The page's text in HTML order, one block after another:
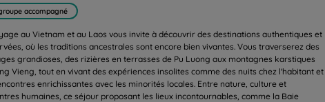
accompagné
au Vietnam et au Laos vous invite à découvrir des destinations authentiques et
où les traditions ancestrales sont encore bien vivantes. Vous traverserez des
grandioses, des rizières en terrasses de Pu Luong aux montagnes karstiques
Vieng, tout en vivant des expériences insolites comme des nuits chez l'habitant et
enrichissantes avec les minorités locales. Entre nature, culture et
humaines, ce séjour proposant les lieux incontournables, comme la Baie